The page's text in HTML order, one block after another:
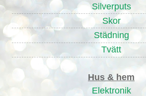
Silverputs
Skor
Städning
Tvätt
Hus & hem
Elektronik